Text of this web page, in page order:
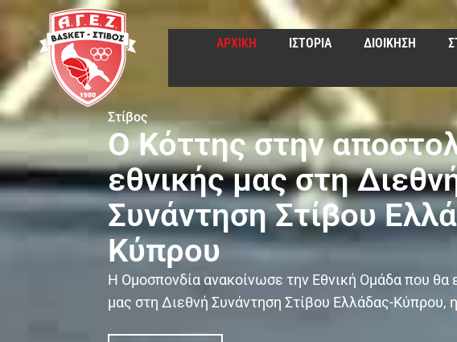
ΑΡΧΙΚΗ ΙΣΤΟΡΙΑ ΔΙΟΙΚΗΣΗ
Στίβος
Ο Κόττης στην
εθνικής μας στη
Συνάντηση Στίβου
Κύπρου
Η Ομοσπονδία ανακοίνωσε την Εθνική Ομάδα που
μας στη Διεθνή Συνάντηση Στίβου Ελλάδας-Κύπρου,